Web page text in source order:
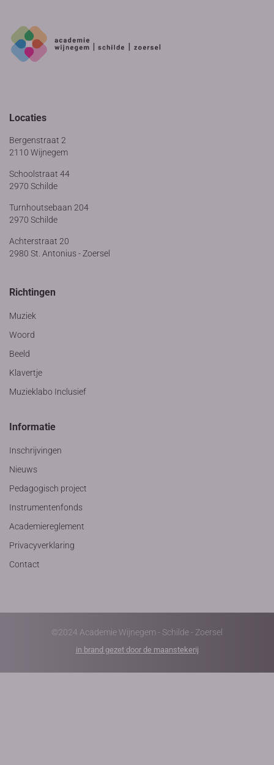
Locaties
Bergenstraat 2
2110 Wijnegem
Schoolstraat 44
2970 Schilde
Turnhoutsebaan 204
2970 Schilde
Achterstraat 20
2980 St. Antonius - Zoersel
Richtingen
Muziek
Woord
Beeld
Klavertje
Muzieklabo Inclusief
Informatie
Inschrijvingen
Nieuws
Pedagogisch project
Instrumentenfonds
Academiereglement
Privacyverklaring
Contact
©2024 Academie Wijnegem - Schilde - Zoersel
in brand gezet door de maanstekerij